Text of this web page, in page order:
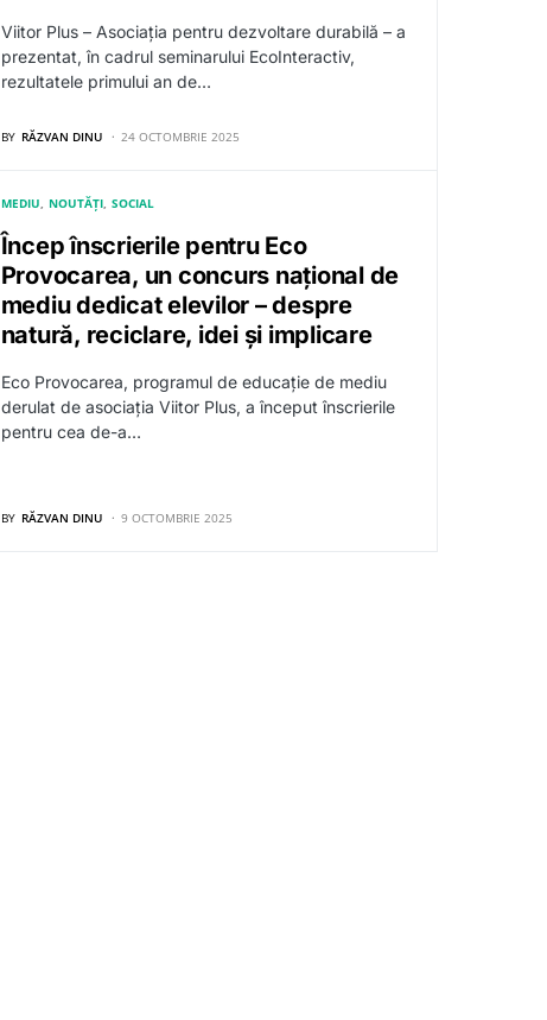
Viitor Plus – Asociația pentru dezvoltare durabilă – a
prezentat, în cadrul seminarului EcoInteractiv,
rezultatele primului an de…
BY RĂZVAN DINU 24 OCTOMBRIE 2025
MEDIU NOUTĂȚI SOCIAL
Încep înscrierile pentru Eco
Provocarea, un concurs național de
mediu dedicat elevilor – despre
natură, reciclare, idei și implicare
Eco Provocarea, programul de educație de mediu
derulat de asociația Viitor Plus, a început înscrierile
pentru cea de-a…
BY RĂZVAN DINU 9 OCTOMBRIE 2025